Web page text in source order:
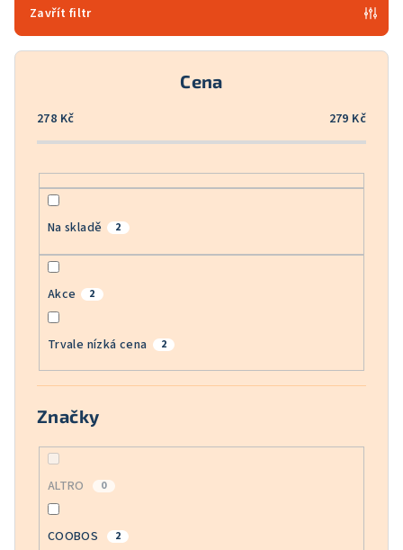
r
o
Zavřít filtr
Cena
278 Kč 279 Kč
Na skladě 2
Akce 2
Trvale nízká cena 2
Značky
ALTRO 0
COOBOS 2